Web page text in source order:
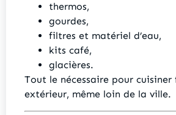
thermos,
gourdes,
filtres et matériel d’eau,
kits café,
glacières.
Tout le nécessaire pour cuisiner
extérieur, même loin de la ville.